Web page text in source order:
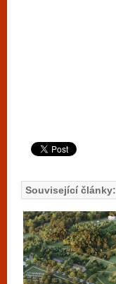
Související články: